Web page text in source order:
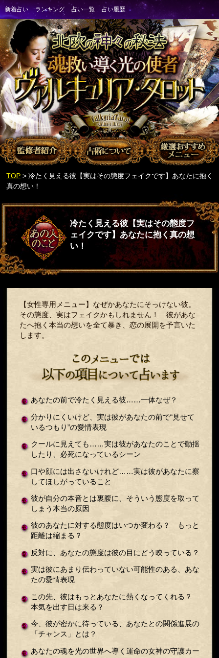
TOP > 冷たく見える彼【実はその態度フェイクです】あなたに抱く
真の想い！
冷たく見える彼【実はその態度フ
ェイクです】あなたに抱く真の想
い！
【女性専用メニュー】なぜかあなたにそっけない彼。
その態度、実はフェイクかもしれません！ 彼があな
たへ抱く本当の想いを全て暴き、恋の展開を予言いた
します。
あなたの前で冷たく見える彼……一体なぜ？
分かりにくいけど、実は彼があなたの前で“見せて
いるつもり”の愛情表現
クールに見えても……実は彼があなたのことで動揺
したり、必死になっているシーン
口や顔には出さないけれど……実は彼があなたに察
してほしがっていること
彼が自分の本音とは裏腹に、そういう態度を取って
しまう本当の原因
彼のあなたに対する態度はいつか変わる？ もっと
距離は縮まる？
反対に、あなたの態度は彼の目にどう映っている？
実は彼にあまり伝わっていない可能性のある、あな
たの愛情表現
この先、彼はもっとあなたに熱くなってくれる？
本気を出す日は来る？
今、彼が密かに待っている、あなたとの関係進展の
「チャンス」とは？
あなたの魂を光の世界へ導く運命の女神の守護カー